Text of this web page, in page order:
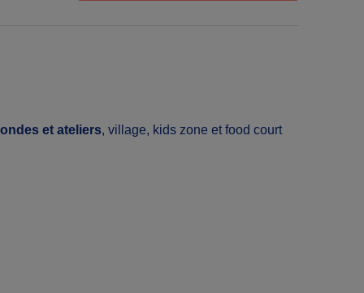
et ateliers, village, kids zone et food court